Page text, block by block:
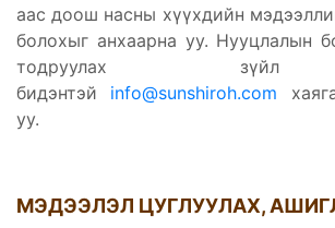
аас доош насны хүүхдийн
болохыг анхаарна уу. Нууцлалын
тодруулах зүйл
бидэнтэй info@sunshiroh.com
уу.
МЭДЭЭЛЭЛ ЦУГЛУУЛАХ,